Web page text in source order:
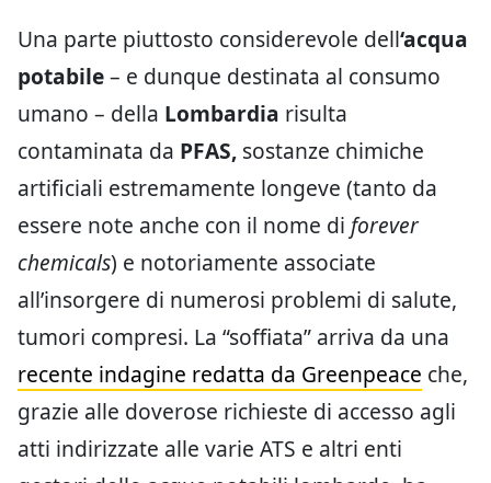
Una parte piuttosto considerevole dell‘acqua
potabile– e dunque destinata al consumo
umano – della Lombardia risulta
contaminata da PFAS, sostanze chimiche
artificiali estremamente longeve (tanto da
essere note anche con il nome di forever
chemicals) e notoriamente associate
all’insorgere di numerosi problemi di salute,
tumori compresi. La “soffiata” arriva da una
recente indagine redatta da Greenpeace che,
grazie alle doverose richieste di accesso agli
atti indirizzate alle varie ATS e altri enti